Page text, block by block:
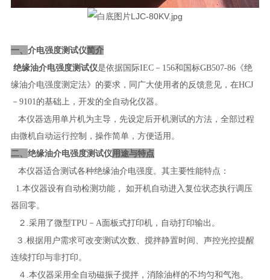
一、 介电强度测试仪简介
绝缘油介电强度测试仪是依据国际IEC－ 156和国标GB507-86《绝
缘油介电强度测定法》的要求，同广大使用者的反馈意见，在HCJ
－ 9101 的基础上，开发的全自动化仪器。
本仪器选用单片机为主导，先设定后开机测试的方法，全部过程
由微机自动运行控制，操作简单，方便适用。
二、 绝缘油介电强度测试仪用途与特点
本仪器适合测试各种绝缘油介电强度。其主要性能特点：
1. 本仪器设有自动检测功能， 如开机自动进入复位状态执行调压
器回零。
２ 采用了微型TPU－ A面板式打印机，自动打印输出。
３ 根据用户需求可改变测试次数、搅拌静置时间、声控光控提醒
连续打印与非打印。
４ 本仪器采用全自动磁振子搅拌，消除油样的不均匀和气泡。